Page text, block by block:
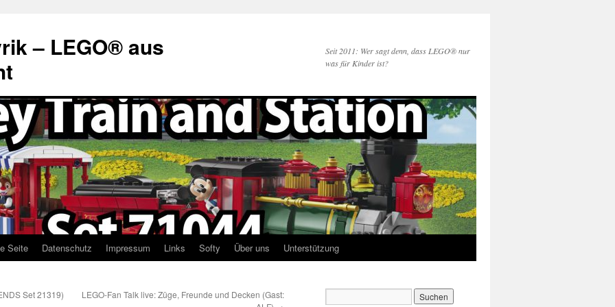
– LEGO® aus
Seit 2011: Wer sagt denn, dass LEGO® nur
was für Kinder ist?
Seite Datenschutz Impressum Links Softy Über uns Unterstützung
Set 21319)
LEGO-Fan Talk live: Züge, Freunde und Decken (Gast: